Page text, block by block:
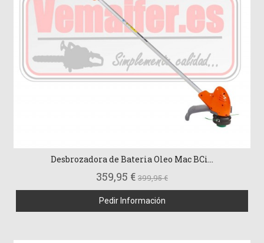
Desbrozadora de Bateria Oleo Mac BCi...
359,95 € 399,95 €
Pedir Información